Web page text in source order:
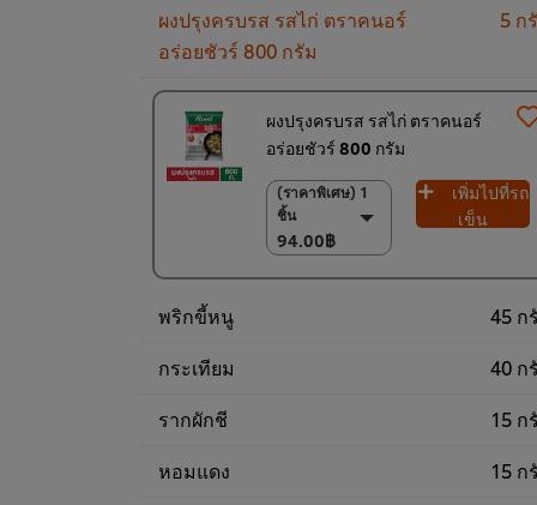
ผงปรุงครบรส รสไก่ ตราคนอร์
อร่อยชัวร์ 800 กรัม
5 ก
ผงปรุงครบรส รสไก่ ตราคนอร์
อร่อยชัวร์ 800 กรัม
(ราคาพิเศษ) 1
ชิ้น
94.00฿
(ราคาพิเศษ) 1 ชิ้น
94.00฿
(ราคาพิเศษ) แพ็ค
เพิ่มไปที่รถ
เข็น
พริกขี้หนู
45 ก
กระเทียม
40 ก
รากผักชี
15 ก
หอมแดง
15 ก